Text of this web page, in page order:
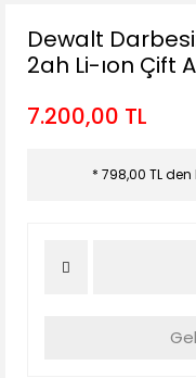
Dewalt
2ah Li-ıon Çift
7.200,00 TL
* 798,00 TL